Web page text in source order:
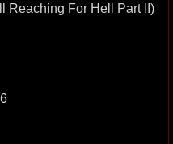
Reaching For Hell Part II)